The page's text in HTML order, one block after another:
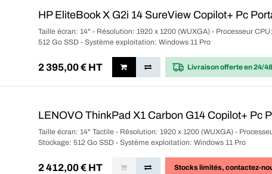
HP EliteBook X G2i 14 SureView Copilot+ Pc
Taille écran: 14" - Résolution: 1920 x 1200 (WUXGA) - Processeur
512 Go SSD - Système exploitation: Windows 11 Pro
2 395,00€ HT Livraison offerteen 24/
LENOVO ThinkPad X1 Carbon G14 Copilot+ Pc
Taille écran: 14" Tactile - Résolution: 1920 x 1200 (WUXGA) -
Stockage: 512 Go SSD - Système exploitation: Windows 11 Pro
2 412,00€ HT Stocks limités, contactez-